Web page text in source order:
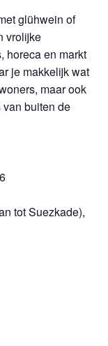
glühwein of
vrolijke
horeca en markt
je makkelijk wat
maar ook
buiten de
tot Suezkade),